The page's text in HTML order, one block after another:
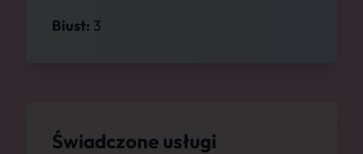
Biust: 3
Świadczone usługi